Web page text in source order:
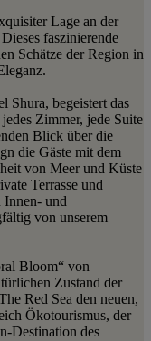
Lage an der
faszinierende
Schätze der Region in
Shura, begeistert das
Zimmer, jede Suite
Blick über die
die Gäste mit dem
von Meer und Küste
Terrasse und
Innen- und
von unserem
Bloom“ von
Zustand der
Red Sea den neuen,
Ökotourismus, der
Destination des